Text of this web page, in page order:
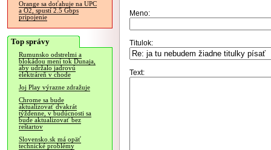
Orange sa doťahuje na UPC
a O2, spustí 2.5 Gbps
pripojenie
Top správy
Rumunsko odstrelmi a
blokádou mení tok Dunaja,
aby udržalo jadrovú
elektráreň v chode
Joj Play výrazne zdražuje
Chrome sa bude
aktualizovať dvakrát
týždenne, v budúcnosti sa
bude aktualizovať bez
reštartov
Slovensko.sk má opäť
technické problémy
Meno:
Titulok:
Text: